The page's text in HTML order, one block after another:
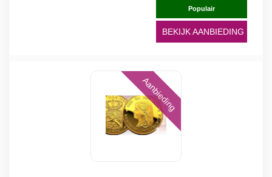
Populair
BEKIJK AANBIEDING
Aanbieding